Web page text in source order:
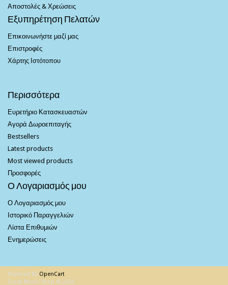
Αποστολές & Χρεώσεις
Εξυπηρέτηση Πελατών
Επικοινωνήστε μαζί μας
Επιστροφές
Χάρτης Ιστότοπου
Περισσότερα
Ευρετήριο Κατασκευαστών
Αγορά Δωροεπιταγής
Bestsellers
Latest products
Most viewed products
Προσφορές
Ο Λογαριασμός μου
Ο Λογαριασμός μου
Ιστορικό Παραγγελιών
Λίστα Επιθυμιών
Ενημερώσεις
Powered By OpenCart
Greek Music Shop © 2026